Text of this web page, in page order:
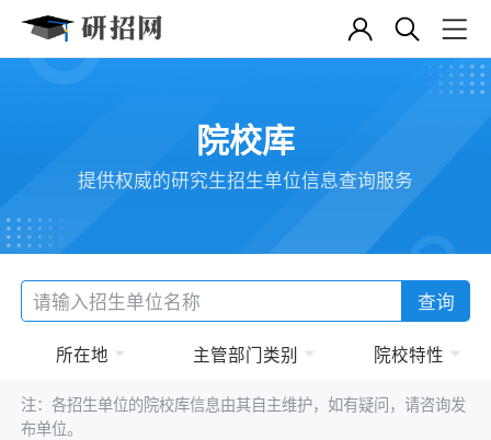
院校库
提供权威的研究生招生单位信息查询服务
查询
所在地 主管部门类别 院校特性
注：各招生单位的院校库信息由其自主维护，如有疑问，请咨询发
布单位。